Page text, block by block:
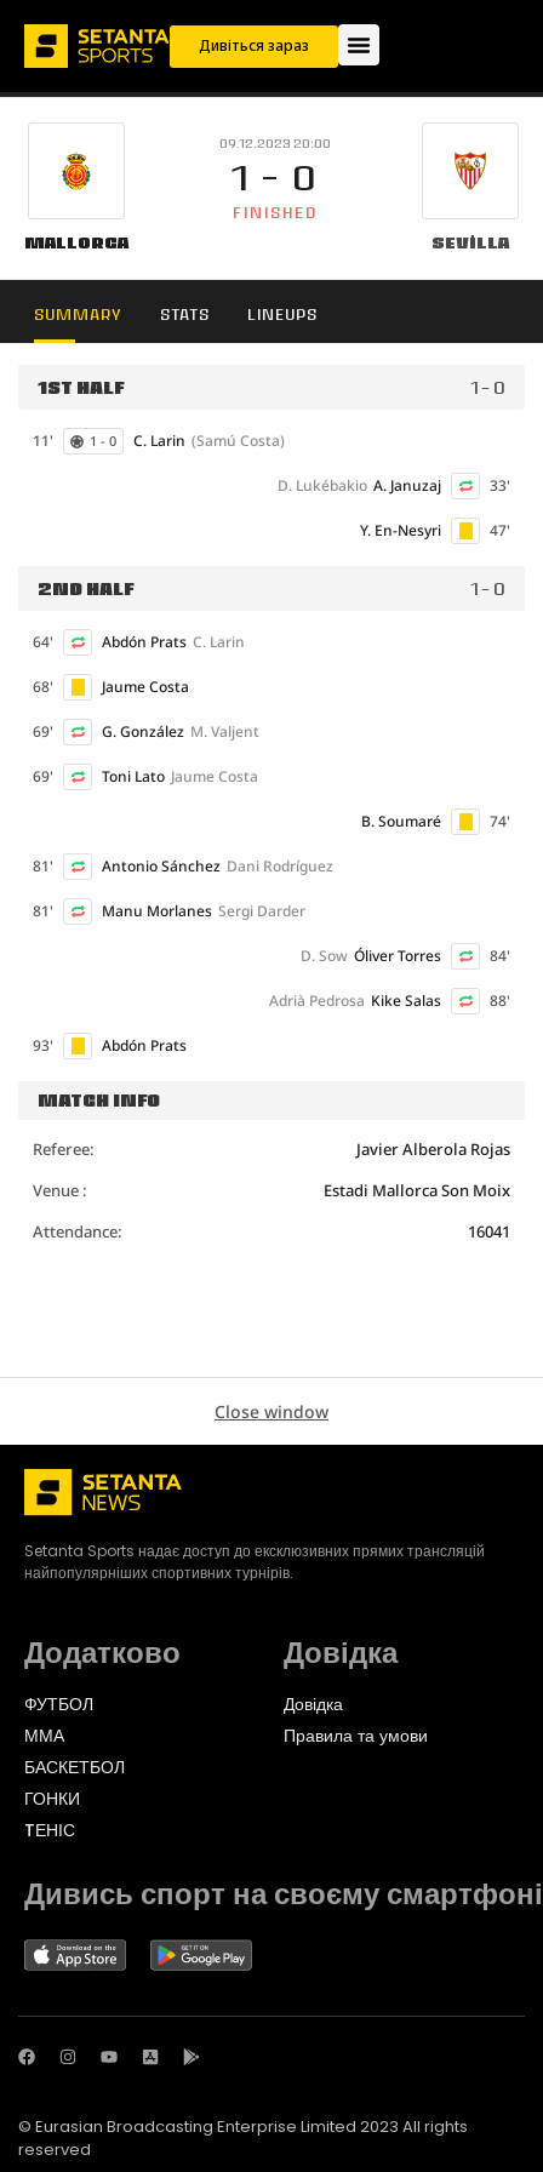
Дивіться зараз
Mallorca
09.12.2023 20:00
1 - 0
FINISHED
Sevilla
SUMMARY STATS LINEUPS
1ST HALF 1 - 0
11' 1 - 0 C. Larin (Samú Costa)
33'
A. Januzaj
D. Lukébakio
47'
Y. En-Nesyri
2ND HALF 1 - 0
64' Abdón Prats C. Larin
68' Jaume Costa
69' G. González M. Valjent
69' Toni Lato Jaume Costa
74'
B. Soumaré
81' Antonio Sánchez Dani Rodríguez
81' Manu Morlanes Sergi Darder
84'
Óliver Torres
D. Sow
88'
Kike Salas
Adrià Pedrosa
93' Abdón Prats
MATCH INFO
Referee:
Javier Alberola Rojas
Venue :
Estadi Mallorca Son Moix
Attendance:
16041
Close window
Setanta Sports надає доступ до ексклюзивних прямих трансляцій
найпопулярніших спортивних турнірів.
Додатково
ФУТБОЛ
ММА
БАСКЕТБОЛ
ГОНКИ
TЕНІС
Довідка
Довідка
Правила та умови
Дивись спорт на своєму смартфоні
© Eurasian Broadcasting Enterprise Limited 2023 All rights
reserved